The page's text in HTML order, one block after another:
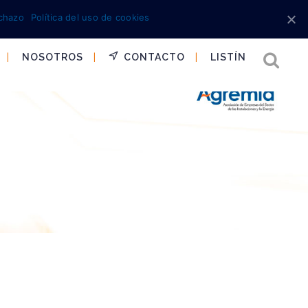
NOSOTROS CONTACTO LISTÍN
Política del uso de cookies